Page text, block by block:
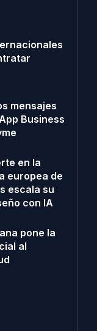
mensajes
Business
en la
europea de
escala su
con IA
pone la
al